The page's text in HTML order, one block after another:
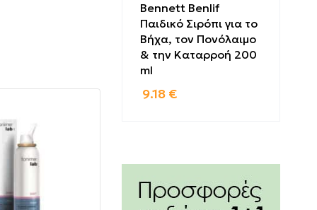
1
Bennett Benlif
Παιδικό Σιρόπι για το
Βήχα, τον Πονόλαιμο
& την Καταρροή 200
ml
9.18 €